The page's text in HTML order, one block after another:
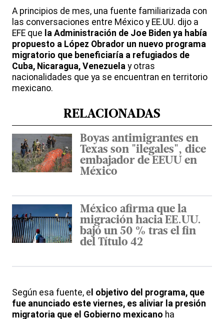
A principios de mes, una fuente familiarizada con
las conversaciones entre México y EE.UU. dijo a
EFE que la Administración de Joe Biden ya había
propuesto a López Obrador un nuevo programa
migratorio que beneficiaría a refugiados de
Cuba, Nicaragua, Venezuela y otras
nacionalidades que ya se encuentran en territorio
mexicano.
RELACIONADAS
Boyas antimigrantes en
Texas son "ilegales", dice
embajador de EEUU en
México
México afirma que la
migración hacia EE.UU.
bajó un 50 % tras el fin
del Título 42
Según esa fuente, e l objetivo del programa, que
fue anunciado este viernes, es aliviar la presión
migratoria que el Gobierno mexicano ha